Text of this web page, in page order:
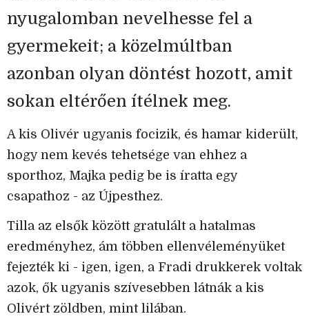
nyugalomban nevelhesse fel a
gyermekeit; a közelmúltban
azonban olyan döntést hozott, amit
sokan eltérően ítélnek meg.
A kis Olivér ugyanis focizik, és hamar kiderült,
hogy nem kevés tehetsége van ehhez a
sporthoz, Majka pedig be is íratta egy
csapathoz - az Újpesthez.
Tilla az elsők között gratulált a hatalmas
eredményhez, ám többen ellenvéleményüket
fejezték ki - igen, igen, a Fradi drukkerek voltak
azok, ők ugyanis szívesebben látnák a kis
Olivért zöldben, mint lilában.